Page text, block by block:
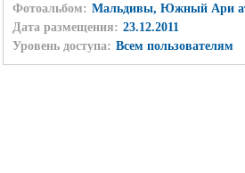
Фотоальбом: Мальдивы, Южный Ари
Дата размещения: 23.12.2011
Уровень доступа: Всем пользователям